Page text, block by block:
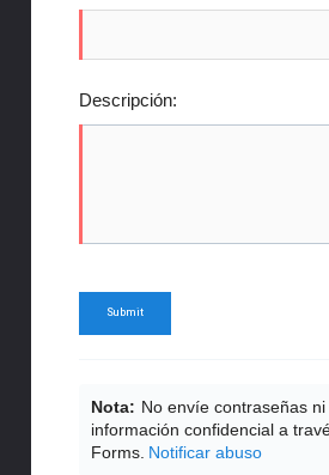
Descripción:
Nota: No envíe contraseñas
información confidencial a
Forms. Notificar abuso